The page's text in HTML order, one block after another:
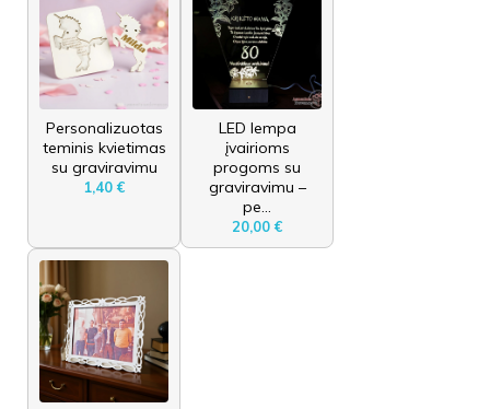
Personalizuotas
teminis kvietimas
su graviravimu
1,40 €
LED lempa
įvairioms
progoms su
graviravimu –
pe...
20,00 €